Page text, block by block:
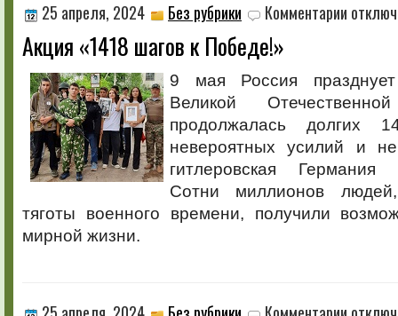
25 апреля, 2024 Без рубрики Комментарии записи
к
Победе!»
Акция «1418 шагов к Победе!»
9 мая Россия
Великой
продолжалась долгих
невероятных усилий и
гитлеровская
Сотни миллионов
тяготы военного времени, получили
мирной жизни.